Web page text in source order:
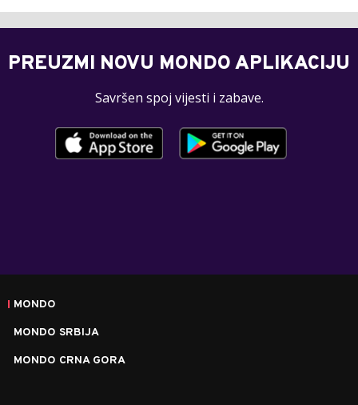
PREUZMI NOVU MONDO APLIKACIJU
Savršen spoj vijesti i zabave.
MONDO
MONDO SRBIJA
MONDO CRNA GORA